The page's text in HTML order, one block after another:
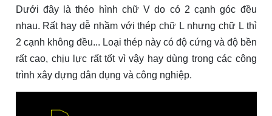
Dưới đây là théo hình chữ V do có 2 cạnh góc đều
nhau. Rất hay dễ nhầm với thép chữ L nhưng chữ L thì
2 cạnh không đều... Loại thép này có độ cứng và độ bền
rất cao, chịu lực rất tốt vì vậy hay dùng trong các công
trình xây dựng dân dụng và công nghiệp.